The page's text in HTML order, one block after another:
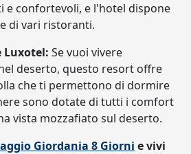
e confortevoli, e l'hotel dispone
di vari ristoranti.
Luxotel: Se vuoi vivere
deserto, questo resort offre
che ti permettono di dormire
sono dotate di tutti i comfort
vista mozzafiato sul deserto.
Giordania 8 Giorni e vivi